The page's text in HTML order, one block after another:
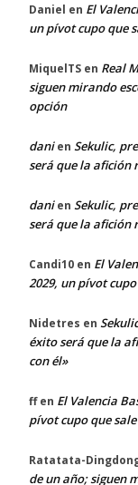
Daniel en El
un pívot cupo que
MiquelTS en Real
siguen mirando
opción
danien Sekulic,
será que la afición
danien Sekulic,
será que la afición
Candi10 en El
2029, un pívot
Nidetres en
éxito será que la
con él»
ffen El Valencia
pívot cupo que
Ratatata-
de un año; siguen